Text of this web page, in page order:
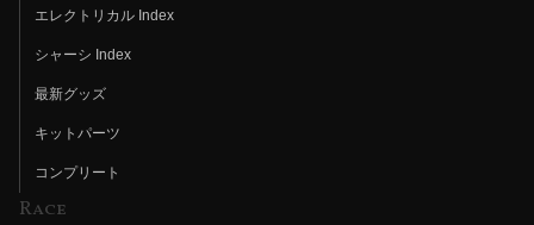
エレクトリカル Index
シャーシ Index
最新グッズ
キットパーツ
コンプリート
Race